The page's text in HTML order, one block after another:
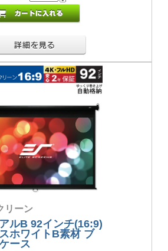
リーン
ルB 92インチ(16:9)
ホワイトB素材 ブ
ース